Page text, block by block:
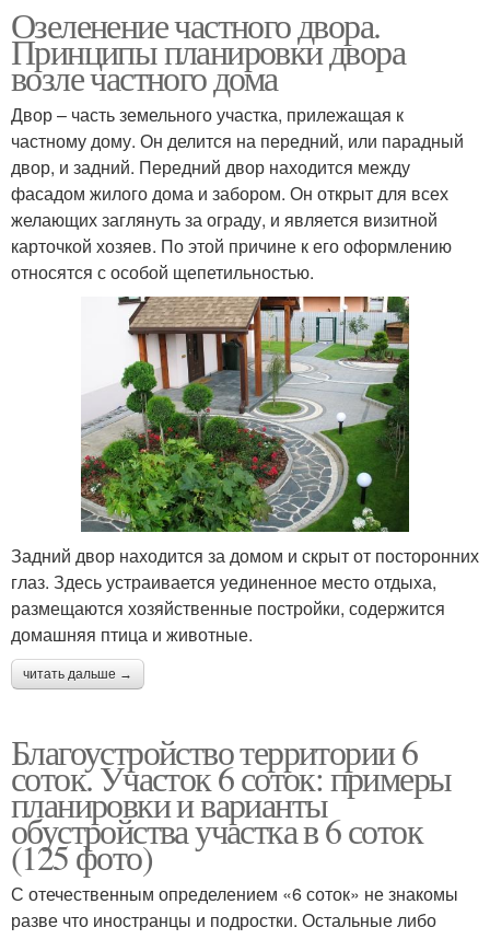
Озеленение частного двора.
Принципы планировки двора
возле частного дома
Двор – часть земельного участка, прилежащая к
частному дому. Он делится на передний, или парадный
двор, и задний. Передний двор находится между
фасадом жилого дома и забором. Он открыт для всех
желающих заглянуть за ограду, и является визитной
карточкой хозяев. По этой причине к его оформлению
относятся с особой щепетильностью.
Задний двор находится за домом и скрыт от посторонних
глаз. Здесь устраивается уединенное место отдыха,
размещаются хозяйственные постройки, содержится
домашняя птица и животные.
читать дальше →
Благоустройство территории 6
соток. Участок 6 соток: примеры
планировки и варианты
обустройства участка в 6 соток
(125 фото)
С отечественным определением «6 соток» не знакомы
разве что иностранцы и подростки. Остальные либо